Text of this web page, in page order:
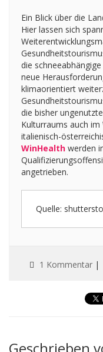
Ein Blick über die
Hier lassen sich
die
neue
klimaorientiert
die bisher
Kulturraums auch
italienisch-
WinHealth werden
angetrieben.
Quelle:
1 Kommentar |